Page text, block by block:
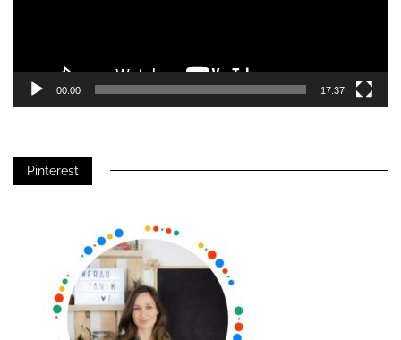
00:00 17:37
Pinterest